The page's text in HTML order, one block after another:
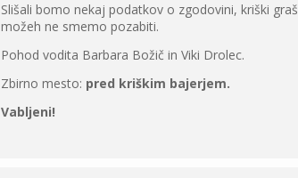
Slišali bomo nekaj podatkov o zgodovini, kriški
možeh ne smemo pozabiti.
Pohod vodita Barbara Božič in Viki Drolec.
Zbirno mesto: pred kriškim bajerjem.
Vabljeni!